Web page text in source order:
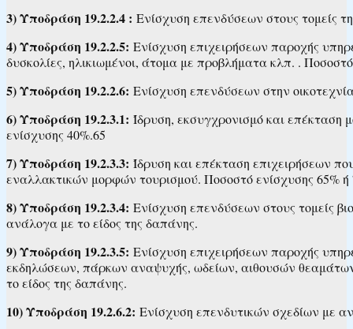
3) Υποδράση 19.2.2.4 : Ενίσχυση επενδύσεων στους τομείς
4) Υποδράση 19.2.2.5: Ενίσχυση επιχειρήσεων παροχής
δυσκολίες, ηλικιωμένοι, άτομα με προβλήματα κλπ. .
5) Υποδράση 19.2.2.6: Ενίσχυση επενδύσεων στην
6) Υποδράση 19.2.3.1: Ίδρυση, εκσυγχρονισμό και
ενίσχυσης 40%.65
7) Υποδράση 19.2.3.3: Ίδρυση και επέκταση επιχειρήσεων
εναλλακτικών μορφών τουρισμού. Ποσοστό ενίσχυσης 65%
8) Υποδράση 19.2.3.4: Ενίσχυση επενδύσεων στους τομείς
ανάλογα με το είδος της δαπάνης.
9) Υποδράση 19.2.3.5: Ενίσχυση επιχειρήσεων παροχής
εκδηλώσεων, πάρκων αναψυχής, ωδείων, αιθουσών
το είδος της δαπάνης.
10) Υποδράση 19.2.6.2: Ενίσχυση επενδυτικών σχεδίων με